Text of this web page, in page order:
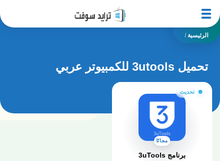
الرئيسية /
تحميل 3utools للكمبيوتر عربي
تحديث
مجانًا
برنامج 3uTools